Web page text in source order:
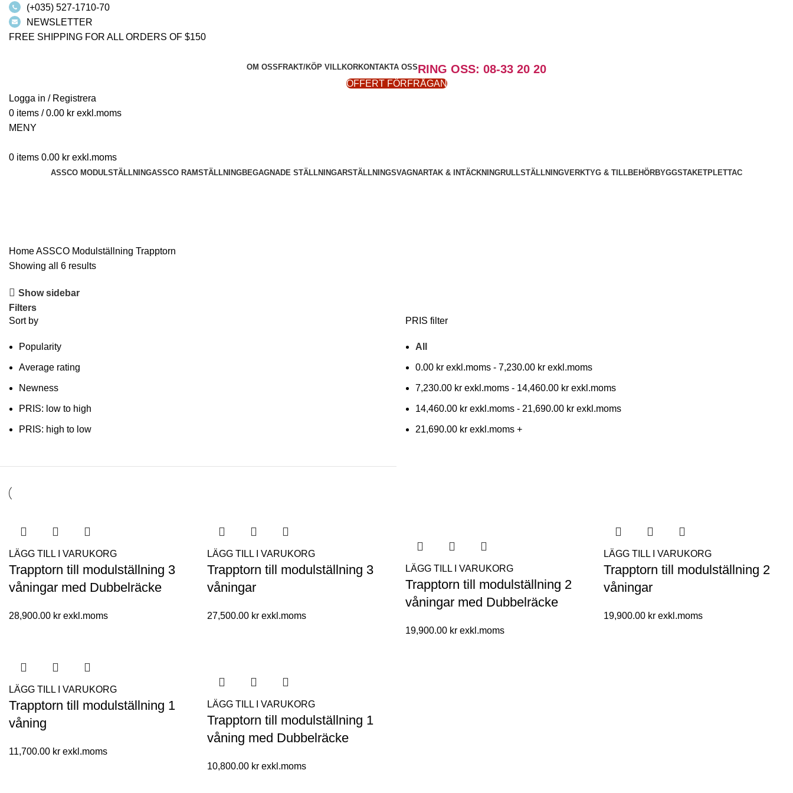
(+035) 527-1710-70
NEWSLETTER
FREE SHIPPING FOR ALL ORDERS OF $150
OM OSS FRAKT/KÖP VILLKORKONTAKTA OSSRING OSS: 08-33 20 20
OFFERT FÖRFRÅGAN
Logga in / Registrera
0 items / 0.00 kr
MENY
0 items 0.00 kr
ASSCO MODULSTÄLLNINGASSCO RAMSTÄLLNINGBEGAGNADE STÄLLNINGARSTÄLLNINGSVAGNARTAK & INTÄCKNINGRULLSTÄLLNINGVERKTYG & TILLBEHÖRBYGGSTAKETPLETTAC
HomeASSCO Modulställning Trapptorn
Showing all 6 results
Show sidebar
Filters
Sort by
Popularity
Average rating
Newness
PRIS: low to high
PRIS: high to low
PRIS filter
All
0.00 kr - 7,230.00 kr
7,230.00 kr - 14,460.00 kr
14,460.00 kr - 21,690.00 kr
21,690.00 kr +
LÄGG TILL I VARUKORG
Trapptorn till modulställning 3
våningar med Dubbelräcke
28,900.00 kr
LÄGG TILL I VARUKORG
Trapptorn till modulställning 3
våningar
27,500.00 kr
LÄGG TILL I VARUKORG
Trapptorn till modulställning 2
våningar med Dubbelräcke
19,900.00 kr
LÄGG TILL I VARUKORG
Trapptorn till modulställning 2
våningar
19,900.00 kr
LÄGG TILL I VARUKORG
Trapptorn till modulställning 1
våning
11,700.00 kr
LÄGG TILL I VARUKORG
Trapptorn till modulställning 1
våning med Dubbelräcke
10,800.00 kr